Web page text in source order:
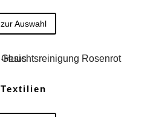
zur Auswahl
Textilien